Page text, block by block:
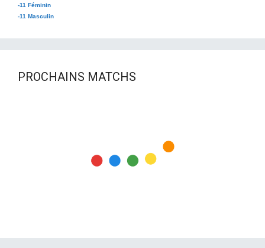
-11 Féminin
-11 Masculin
PROCHAINS MATCHS